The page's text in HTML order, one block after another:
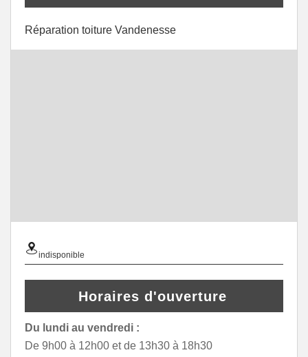
Réparation toiture Vandenesse
indisponible
Horaires d'ouverture
Du lundi au vendredi :
De 9h00 à 12h00 et de 13h30 à 18h30